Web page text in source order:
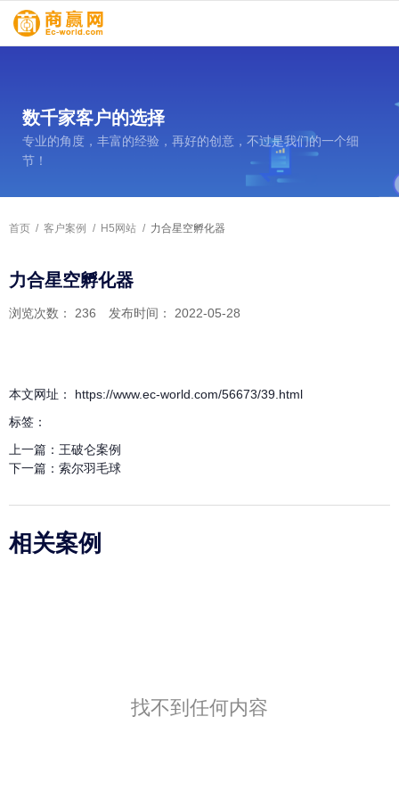
数千家客户的选择
专业的角度，丰富的经验，再好的创意，不过是我们的一个细
节！
首页 / 客户案例 / H5网站 / 力合星空孵化器
力合星空孵化器
浏览次数： 236 发布时间： 2022-05-28
本文网址： https://www.ec-world.com/56673/39.html
标签：
上一篇： 王破仑案例
下一篇： 索尔羽毛球
相关案例
找不到任何内容